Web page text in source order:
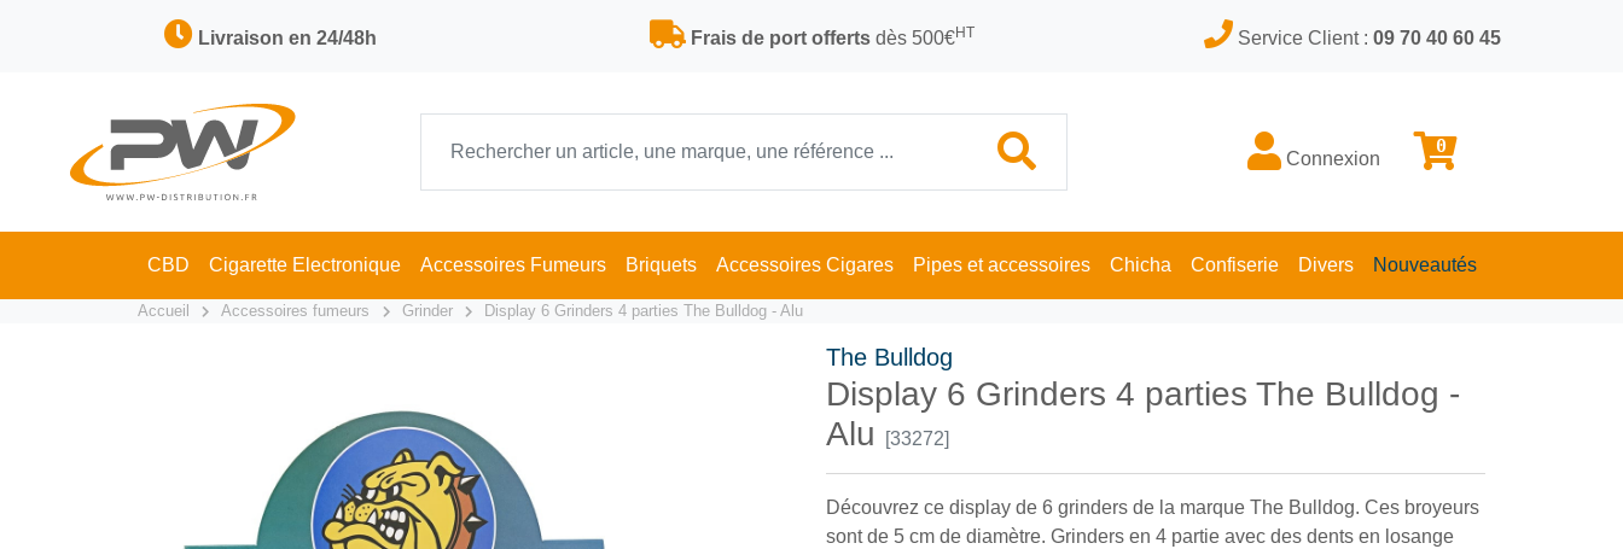
Livraison en 24/48h Frais de port offertsdès 500€HT Service Client : 09 70 40 60 45
Connexion
0
CBD Cigarette Electronique Accessoires Fumeurs Briquets Accessoires Cigares Pipes et accessoires Chicha Confiserie Divers Nouveautés
Accueil Accessoires fumeurs Grinder Display 6 Grinders 4 parties The Bulldog - Alu
The Bulldog
Display 6 Grinders 4 parties The Bulldog -
Alu
[33272]
Découvrez ce display de 6 grinders de la marque The Bulldog. Ces broyeurs
sont de 5 cm de diamètre. Grinders en 4 partie avec des dents en losange